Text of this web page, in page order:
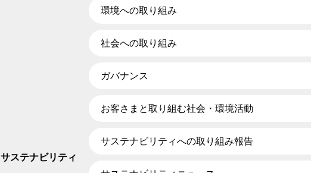
サステナビリティ
環境への取り組み
社会への取り組み
ガバナンス
お客さまと取り組む社会・環境活動
サステナビリティへの取り組み報告